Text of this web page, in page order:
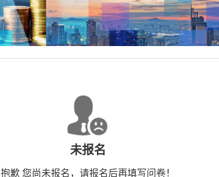
未报名
抱歉 您尚未报名，请报名后再填写问卷！